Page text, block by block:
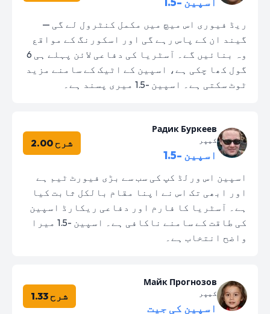
ریڈ فیوری اس میچ میں مکمل کنٹرول لے گی —
گیند ان کے پاس رہے گی اور اسکورنگ کے مواقع
وہ بنائیں گے۔ آسٹریا کی دفاعی لائن پہلے ہی 6
گول کھا چکی ہے، اسپین کے اٹیک کے سامنے مزید
ٹوٹ سکتی ہے۔ اسپین -1.5 میری پسند ہے۔
Радик Буркеев
کیپر
اسپین -1.5
شرح 2.00
اسپین اس ورلڈ کپ کی سب سے بڑی فیورٹ ٹیم ہے
اور ابھی تک اس نے اپنا مقام بالکل ثابت کیا
ہے۔ آسٹریا کا فارم اور دفاعی ریکارڈ اسپین
کی طاقت کے سامنے ناکافی ہے۔ اسپین -1.5 میرا
واضح انتخاب ہے۔
Майк Прогнозов
کیپر
اسپین کی جیت
شرح 1.33